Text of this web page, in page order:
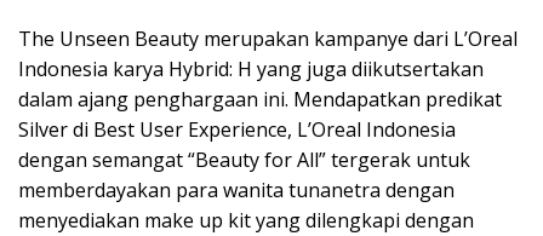
The Unseen Beauty merupakan kampanye dari L’Oreal
Indonesia karya Hybrid: H yang juga diikutsertakan
dalam ajang penghargaan ini. Mendapatkan predikat
Silver di Best User Experience, L’Oreal Indonesia
dengan semangat “Beauty for All” tergerak untuk
memberdayakan para wanita tunanetra dengan
menyediakan make up kit yang dilengkapi dengan